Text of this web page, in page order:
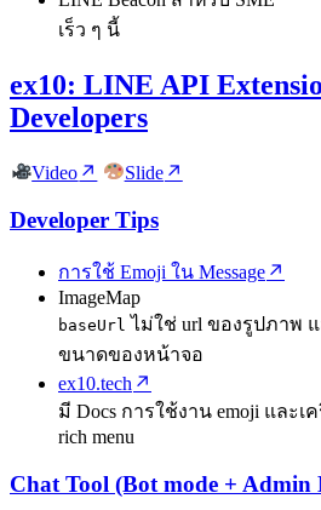
เร็ว ๆ นี้
ex10: LINE API
Developers
Video Slide
Developer Tips
การใช้ Emoji ใน Message
ImageMap
baseUrl ไม่ใช่ url ของรูปภาพ
ขนาดของหน้าจอ
ex10.tech
มี Docs การใช้งาน emoji และเ
rich menu
Chat Tool (Bot mode + Admin